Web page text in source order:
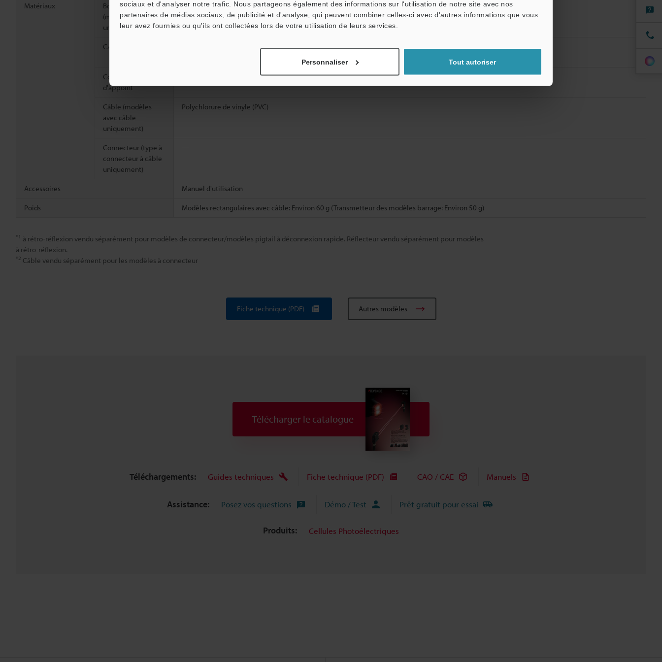
sociaux et d'analyser notre trafic. Nous partageons également des informations sur l'utilisation de notre site avec nos
partenaires de médias sociaux, de publicité et d'analyse, qui peuvent combiner celles-ci avec d'autres informations que vous
leur avez fournies ou qu'ils ont collectées lors de votre utilisation de leurs services.
Personnaliser Tout autoriser
Matériaux
Boîtier, écrou M18
(modèles filetés
uniquement)
PBT renforcé de fibre de verre
Cache de l’objectif
Condensateur
d'appoint
Polyamide (PA) renforcé de fibre de verre
Câble (modèles
avec câble
uniquement)
Polychlorure de vinyle (PVC)
Connecteur (type à
connecteur à câble
uniquement)
―
Accessoires Manuel d'utilisation
Poids Modèles rectangulaires avec câble: Environ 60 g (Transmetteur des modèles barrage: Environ 50 g)
*1 à rétro-réflexion vendu séparément pour modèles de connecteur/modèles pigtail à déconnexion rapide. Réflecteur vendu séparément pour modèles
à rétro-réflexion.
*2 Câble vendu séparément pour les modèles à connecteur
Fiche technique (PDF) Autres modèles
Télécharger le catalogue
Téléchargements: Guides techniques Fiche technique (PDF) CAO / CAE Manuels
Assistance: Posez vos questions Démo / Test Prêt gratuit pour essai
Produits: Cellules Photoélectriques